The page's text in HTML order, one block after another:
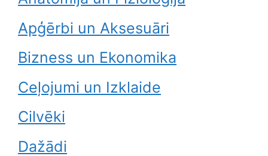
Apģērbi un Aksesuāri
Bizness un Ekonomika
Ceļojumi un Izklaide
Cilvēki
Dažādi